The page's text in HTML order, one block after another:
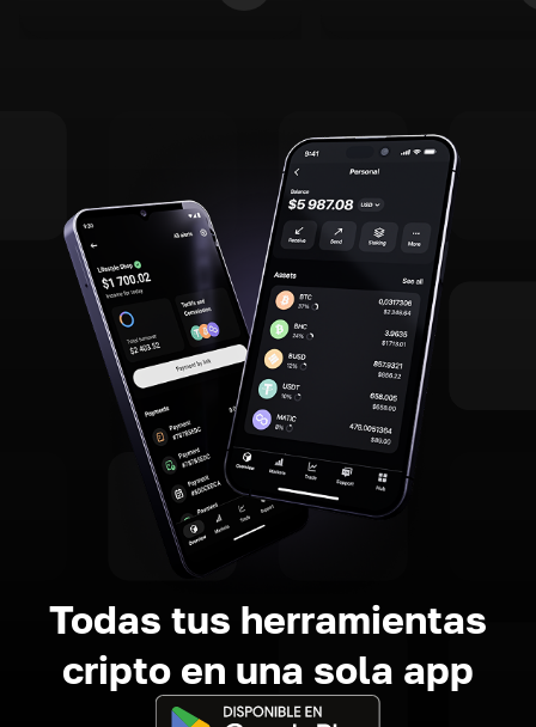
Todas tus herramientas
cripto en una sola app